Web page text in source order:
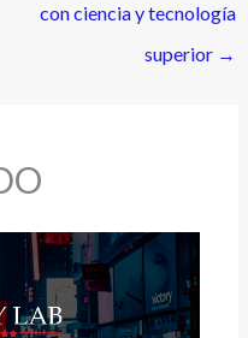
con ciencia y tecnología
superior →